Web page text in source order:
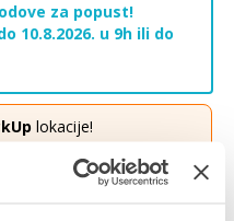
za popust!
10.8.2026. u 9h ili do
lokacije!
do 31.08.2026.